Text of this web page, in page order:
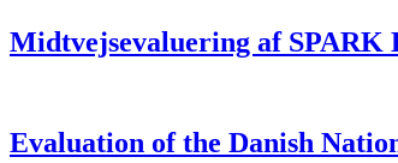
Midtvejsevaluering af SPARK
Evaluation of the Danish